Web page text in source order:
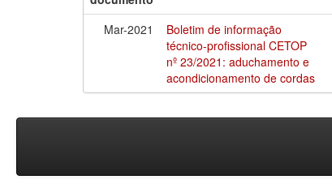
Mar-2021
Boletim de informação
técnico-profissional CETOP
nº 23/2021: aduchamento e
acondicionamento de cordas